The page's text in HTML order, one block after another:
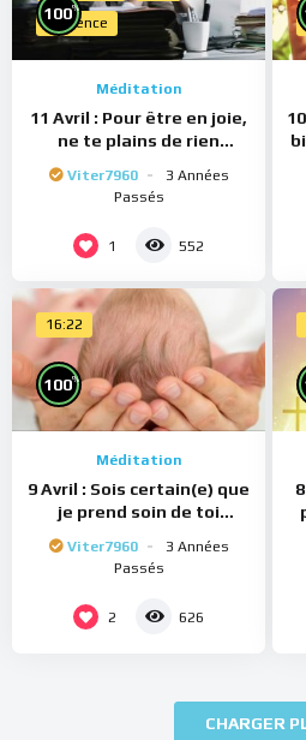
Présence
100%
Méditation
11 Avril : Pour être en joie,
ne te plains de rien
Viter7960
3 Années
Passés
1 552
16:22
100%
Méditation
9 Avril : Sois certain(e) que
je prend soin de toi
Viter7960
3 Années
Passés
2 626
CHARGER